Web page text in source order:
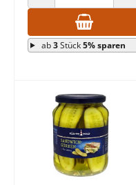
ANZAHL VERRINGERN
ab3Stück5% sparen